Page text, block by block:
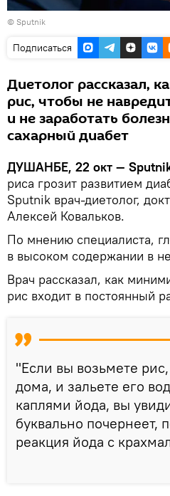
© Sputnik
Подписаться
Диетолог рассказал,
рис, чтобы не
и не заработать
сахарный диабет
ДУШАНБЕ, 22 окт —
риса грозит развитием
Sputnik врач-диетолог,
Алексей Ковальков.
По мнению специалиста,
в высоком содержании в
Врач рассказал, как
рис входит в постоянный
"Если вы возьмете
дома, и зальете его
каплями йода, вы
буквально почернеет,
реакция йода с